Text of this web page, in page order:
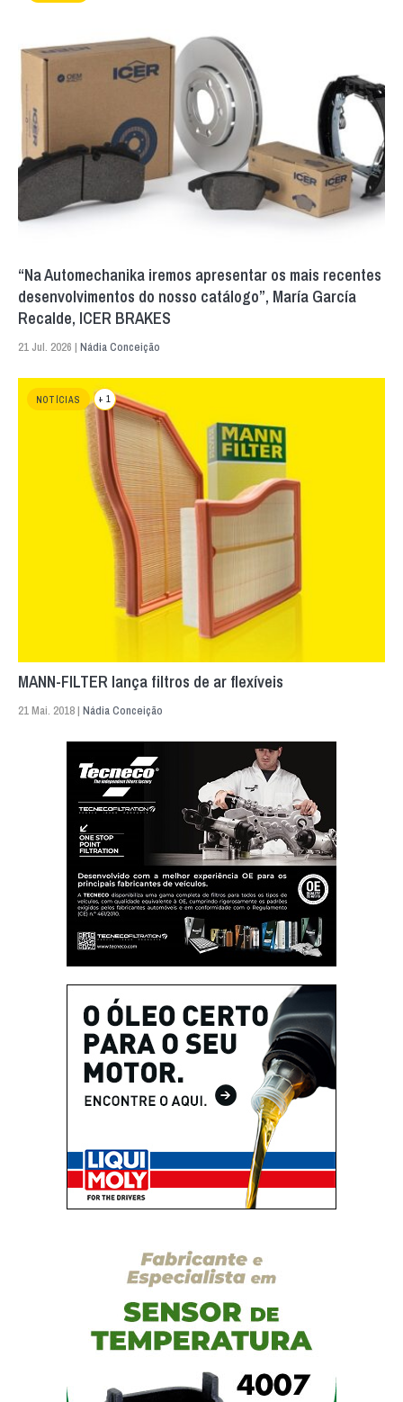
“Na Automechanika iremos apresentar os mais recentes
desenvolvimentos do nosso catálogo”, María García
Recalde, ICER BRAKES
21 Jul. 2026 | Nádia Conceição
NOTÍCIAS + 1
MANN-FILTER lança filtros de ar flexíveis
21 Mai. 2018 | Nádia Conceição